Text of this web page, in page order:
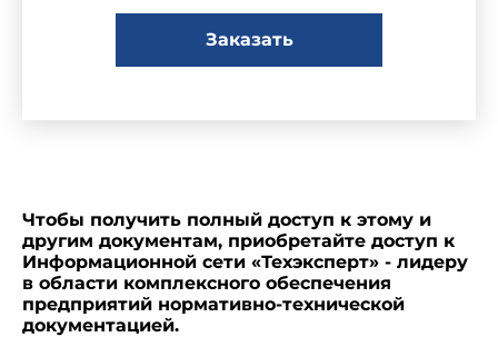
Заказать
Чтобы получить полный доступ к этому и
другим документам, приобретайте доступ к
Информационной сети «Техэксперт» - лидеру
в области комплексного обеспечения
предприятий нормативно-технической
документацией.